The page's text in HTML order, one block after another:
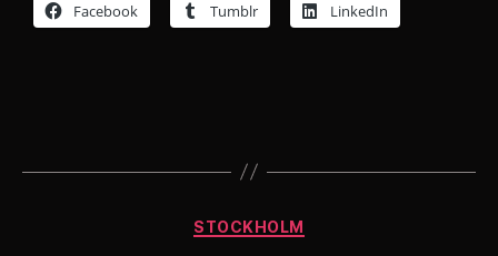
Facebook Tumblr LinkedIn
Kategorier
STOCKHOLM